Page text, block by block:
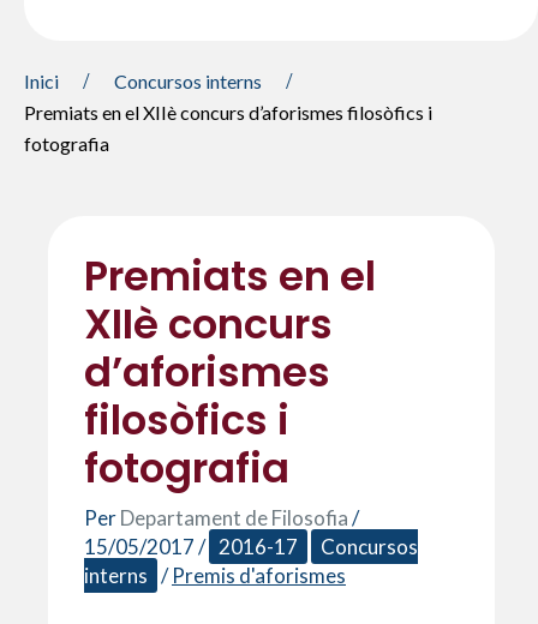
Inici
Concursos interns
Premiats en el XIIè concurs d’aforismes filosòfics i
fotografia
Premiats en el
XIIè concurs
d’aforismes
filosòfics i
fotografia
PerDepartament de Filosofia/
15/05/2017/ 2016-17
Concursos
interns /Premis d'aforismes